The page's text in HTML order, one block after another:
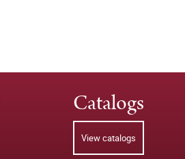
Catalogs
View catalogs